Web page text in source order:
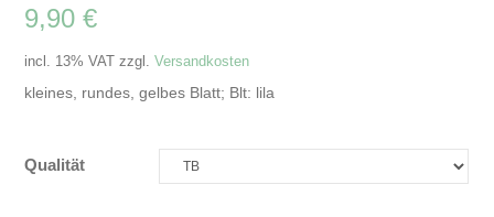
9,90€
incl. 13% VAT zzgl.Versandkosten
kleines, rundes, gelbes Blatt; Blt: lila
Qualität